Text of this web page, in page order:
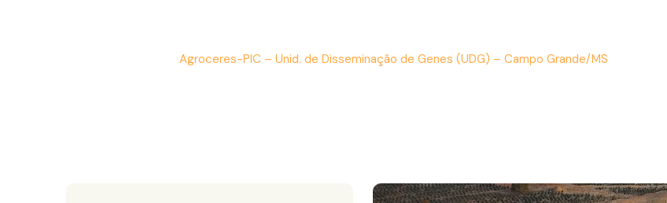
Agroceres-PIC – Unid. de Disseminação de Genes (UDG) – Campo Grande/MS